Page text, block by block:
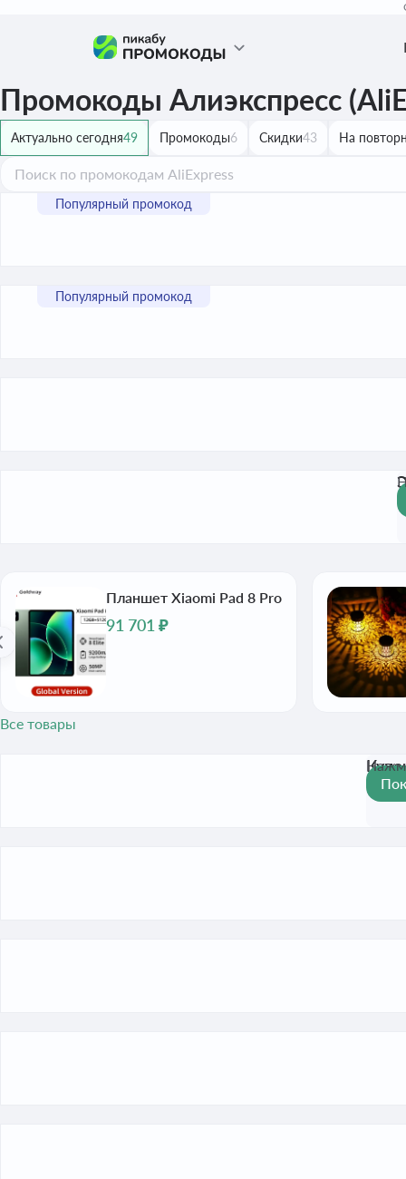
Промокоды Алиэкспресс
Актуально сегодня49 Промокоды6 Скидки43 На
Планшет Xiaomi Pad 8 Pro
91 701 ₽
Все товары